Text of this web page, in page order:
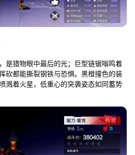
是猎物眼中最后的光；巨型链锯嗡鸣着
砍都能撕裂钢铁与恐惧。黑橙撞色的装
溅着火星，低重心的突袭姿态如同蓄势